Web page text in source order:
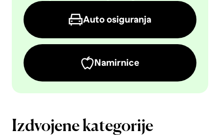
Auto osiguranja
Namirnice
Izdvojene kategorije